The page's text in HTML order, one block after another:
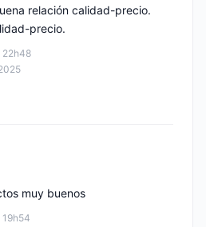
22h48
relación calidad-precio.
precio.
muy buenos